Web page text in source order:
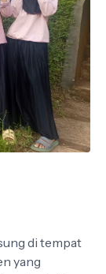
di tempat
yang